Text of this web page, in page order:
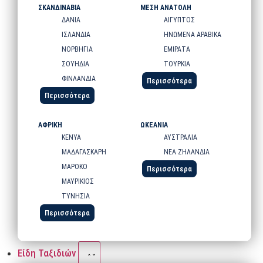
ΣΚΑΝΔΙΝΑΒΙΑ
ΔΑΝΙΑ
ΙΣΛΑΝΔΙΑ
ΝΟΡΒΗΓΙΑ
ΣΟΥΗΔΙΑ
ΦΙΝΛΑΝΔΙΑ
Περισσότερα
ΜΕΣΗ ΑΝΑΤΟΛΗ
ΑΙΓΥΠΤΟΣ
ΗΝΩΜΕΝΑ ΑΡΑΒΙΚΑ
ΕΜΙΡΑΤΑ
ΤΟΥΡΚΙΑ
Περισσότερα
ΑΦΡΙΚΗ
ΚΕΝΥΑ
ΜΑΔΑΓΑΣΚΑΡΗ
ΜΑΡΟΚΟ
ΜΑΥΡΙΚΙΟΣ
ΤΥΝΗΣΙΑ
Περισσότερα
ΩΚΕΑΝΙΑ
ΑΥΣΤΡΑΛΙΑ
ΝΕΑ ΖΗΛΑΝΔΙΑ
Περισσότερα
Είδη Ταξιδιών